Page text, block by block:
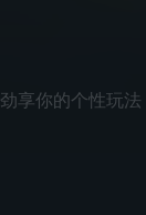
劲享你的个性玩法